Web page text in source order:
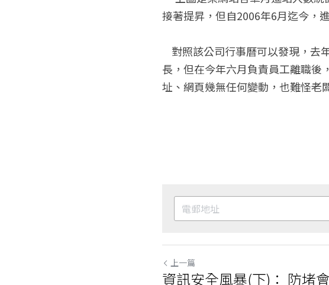
接著提昇，但自2006年6月迄今，
長，但在今年六月負責員工離職後
址、網頁幾無任何變動，也難怪老
上一篇
資訊安全風暴(下)： 防堵